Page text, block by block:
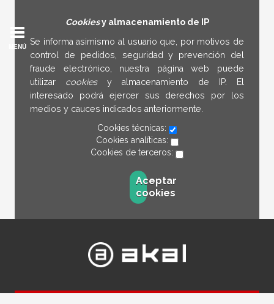
Cookiesy almacenamiento de IP
Se informa asimismo al usuario que, por motivos de
control de pedidos, seguridad y prevención del
fraude electrónico, nuestra página web puede
utilizar cookies y almacenamiento de IP. El
interesado podrá ejercer sus derechos por los
medios y cauces indicados anteriormente.
Cookies técnicas:
Cookies analíticas:
Cookies de terceros:
Aceptar
cookies
MENÚ